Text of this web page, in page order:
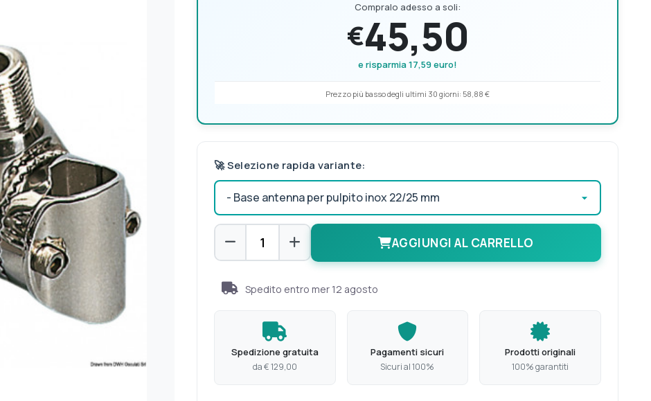
Compralo adesso a soli:
€45,50
e risparmia 17,59 euro!
Prezzo più basso degli ultimi 30 giorni: 58,88 €
🚀 Selezione rapida variante:
AGGIUNGI AL CARRELLO
Spedito entro mer 12 agosto
Spedizione gratuita
da € 129,00
Pagamenti sicuri
Sicuri al 100%
Prodotti originali
100% garantiti